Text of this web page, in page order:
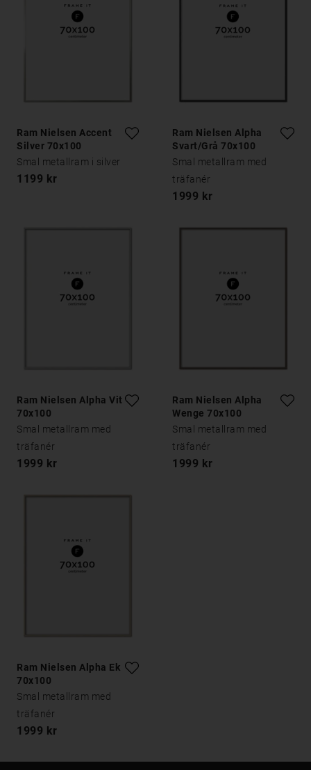
Ram Nielsen Accent
Silver 70x100
Smal metallram i silver
1199 kr
Ram Nielsen Alpha
Svart/Grå 70x100
Smal metallram med
träfanér
1999 kr
Ram Nielsen Alpha Vit Ek
70x100
Smal metallram med
träfanér
1999 kr
Ram Nielsen Alpha
Wenge 70x100
Smal metallram med
träfanér
1999 kr
Ram Nielsen Alpha Ek
70x100
Smal metallram med
träfanér
1999 kr